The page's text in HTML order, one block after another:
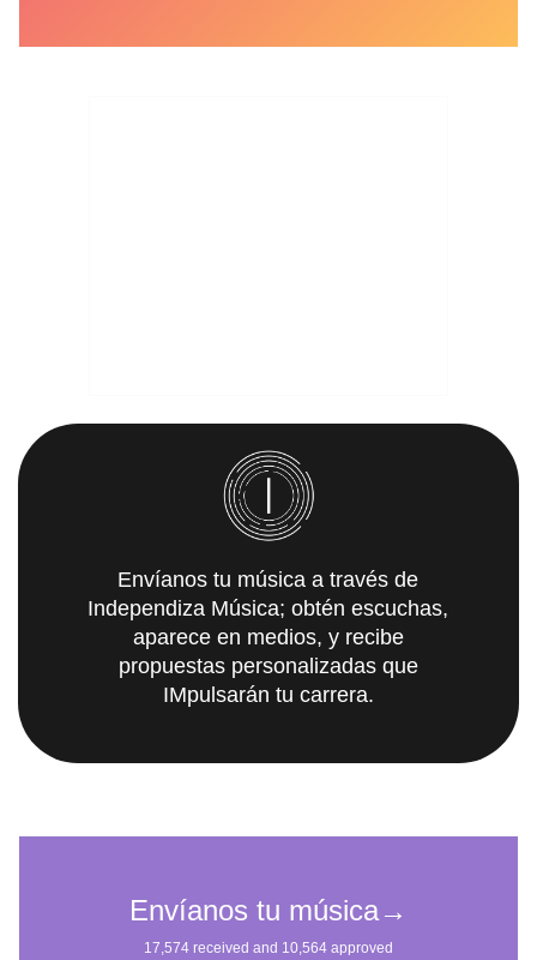
Envíanos tu música a través de
Independiza Música; obtén escuchas,
aparece en medios, y recibe
propuestas personalizadas que
IMpulsarán tu carrera.